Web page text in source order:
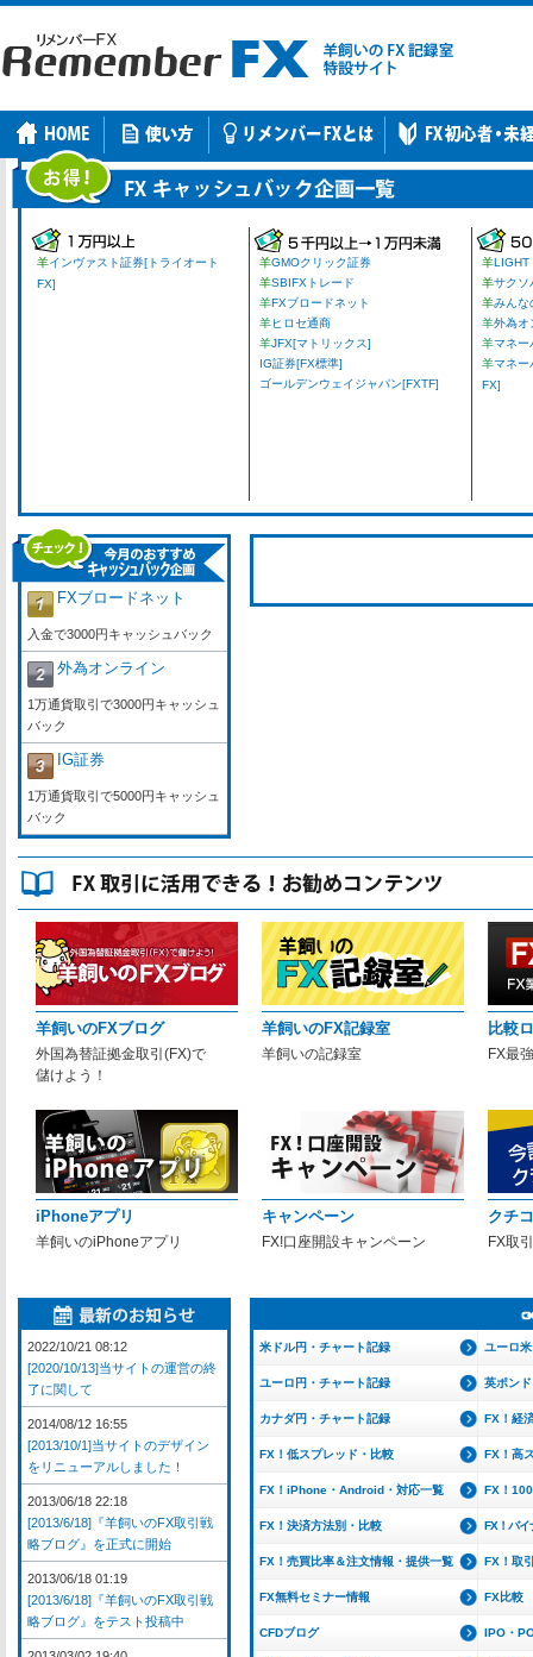
羊インヴァスト証券[トライオート
FX]
羊GMOクリック証券
羊SBIFXトレード
羊FXブロードネット
羊ヒロセ通商
羊JFX[マトリックス]
IG証券[FX標準]
ゴールデンウェイジャパン[FXTF]
羊LIGHT
羊サクソ
羊みんな
羊外為オ
羊マネー
羊マネー
FX]
FXブロードネット
入金で3000円キャッシュバック
外為オンライン
1万通貨取引で3000円キャッシュ
バック
IG証券
1万通貨取引で5000円キャッシュ
バック
羊飼いのFXブログ
外国為替証拠金取引(FX)で
儲けよう！
羊飼いのFX記録室
羊飼いの記録室
比較
FX最
iPhoneアプリ
羊飼いのiPhoneアプリ
キャンペーン
FX!口座開設キャンペーン
クチ
FX取
米ドル円・チャート記録 ユーロ
ユーロ円・チャート記録 英ポン
カナダ円・チャート記録 FX！経
FX！低スプレッド・比較 FX！高
FX！iPhone・Android・対応一覧 FX！
FX！決済方法別・比較 FX！バイ
FX！売買比率＆注文情報・提供一覧 FX！取
FX無料セミナー情報 FX比較
CFDブログ IPO・
2022/10/21 08:12
[2020/10/13]当サイトの運営の終
了に関して
2014/08/12 16:55
[2013/10/1]当サイトのデザイン
をリニューアルしました！
2013/06/18 22:18
[2013/6/18]『羊飼いのFX取引戦
略ブログ』を正式に開始
2013/06/18 01:19
[2013/6/18]『羊飼いのFX取引戦
略ブログ』をテスト投稿中